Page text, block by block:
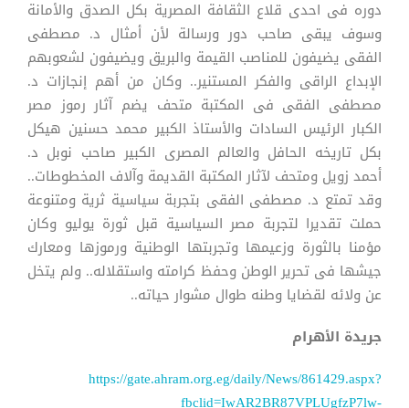
دوره فى احدى قلاع الثقافة المصرية بكل الصدق والأمانة
وسوف يبقى صاحب دور ورسالة لأن أمثال د. مصطفى
الفقى يضيفون للمناصب القيمة والبريق ويضيفون لشعوبهم
الإبداع الراقى والفكر المستنير.. وكان من أهم إنجازات د.
مصطفى الفقى فى المكتبة متحف يضم آثار رموز مصر
الكبار الرئيس السادات والأستاذ الكبير محمد حسنين هيكل
بكل تاريخه الحافل والعالم المصرى الكبير صاحب نوبل د.
أحمد زويل ومتحف لآثار المكتبة القديمة وآلاف المخطوطات..
وقد تمتع د. مصطفى الفقى بتجربة سياسية ثرية ومتنوعة
حملت تقديرا لتجربة مصر السياسية قبل ثورة يوليو وكان
مؤمنا بالثورة وزعيمها وتجربتها الوطنية ورموزها ومعارك
جيشها فى تحرير الوطن وحفظ كرامته واستقلاله.. ولم يتخل
عن ولائه لقضايا وطنه طوال مشوار حياته..
جريدة الأهرام
https://gate.ahram.org.eg/daily/News/861429.aspx?
fbclid=IwAR2BR87VPLUgfzP7lw-